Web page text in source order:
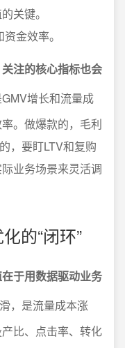
关键。
金效率。
注的核心指标也会
增长和流量成
。做爆款的，毛利
，要盯LTV和复购
业务场景来灵活调
的“闭环”
于用数据驱动业务
，是流量成本涨
比、点击率、转化